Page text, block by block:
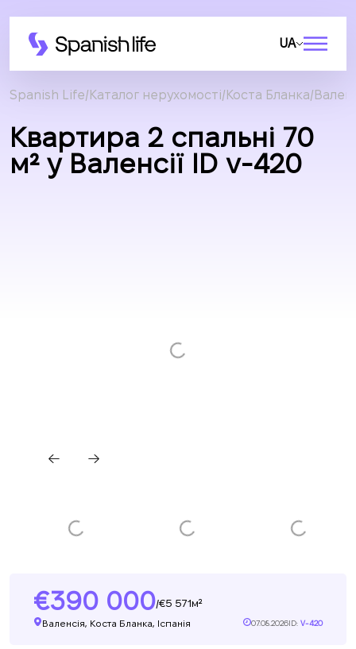
UA
Spanish Life Каталог нерухомості Коста Бланка
Квартира 2 спальні 70
м² у Валенсії ID v-420
390 000/ 5 571м²
Валенсія, Коста Бланка, Іспанія 07.08.2026ID: V-420